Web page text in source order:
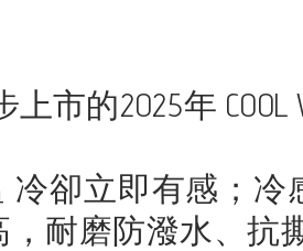
市的2025年
冷卻立即有感；
，耐磨防潑水、抗